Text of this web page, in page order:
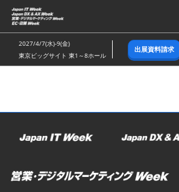
ス
キ
ッ
し
む
2027/4/7(水)-9(金)
東京ビッグサイト 東1～8ホール
出展資料請求